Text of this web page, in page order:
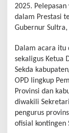
2025.
dalam Prestasi
Gubernur
Dalam acara itu
sekaligus Ketua
Sekda
OPD lingkup
Provinsi dan
diwakili
pengurus
ofisial kontingen